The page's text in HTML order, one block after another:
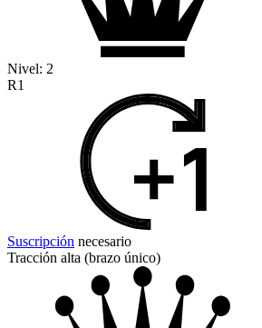
Nivel: 2
R1
Suscripción necesario
Tracción alta (brazo único)